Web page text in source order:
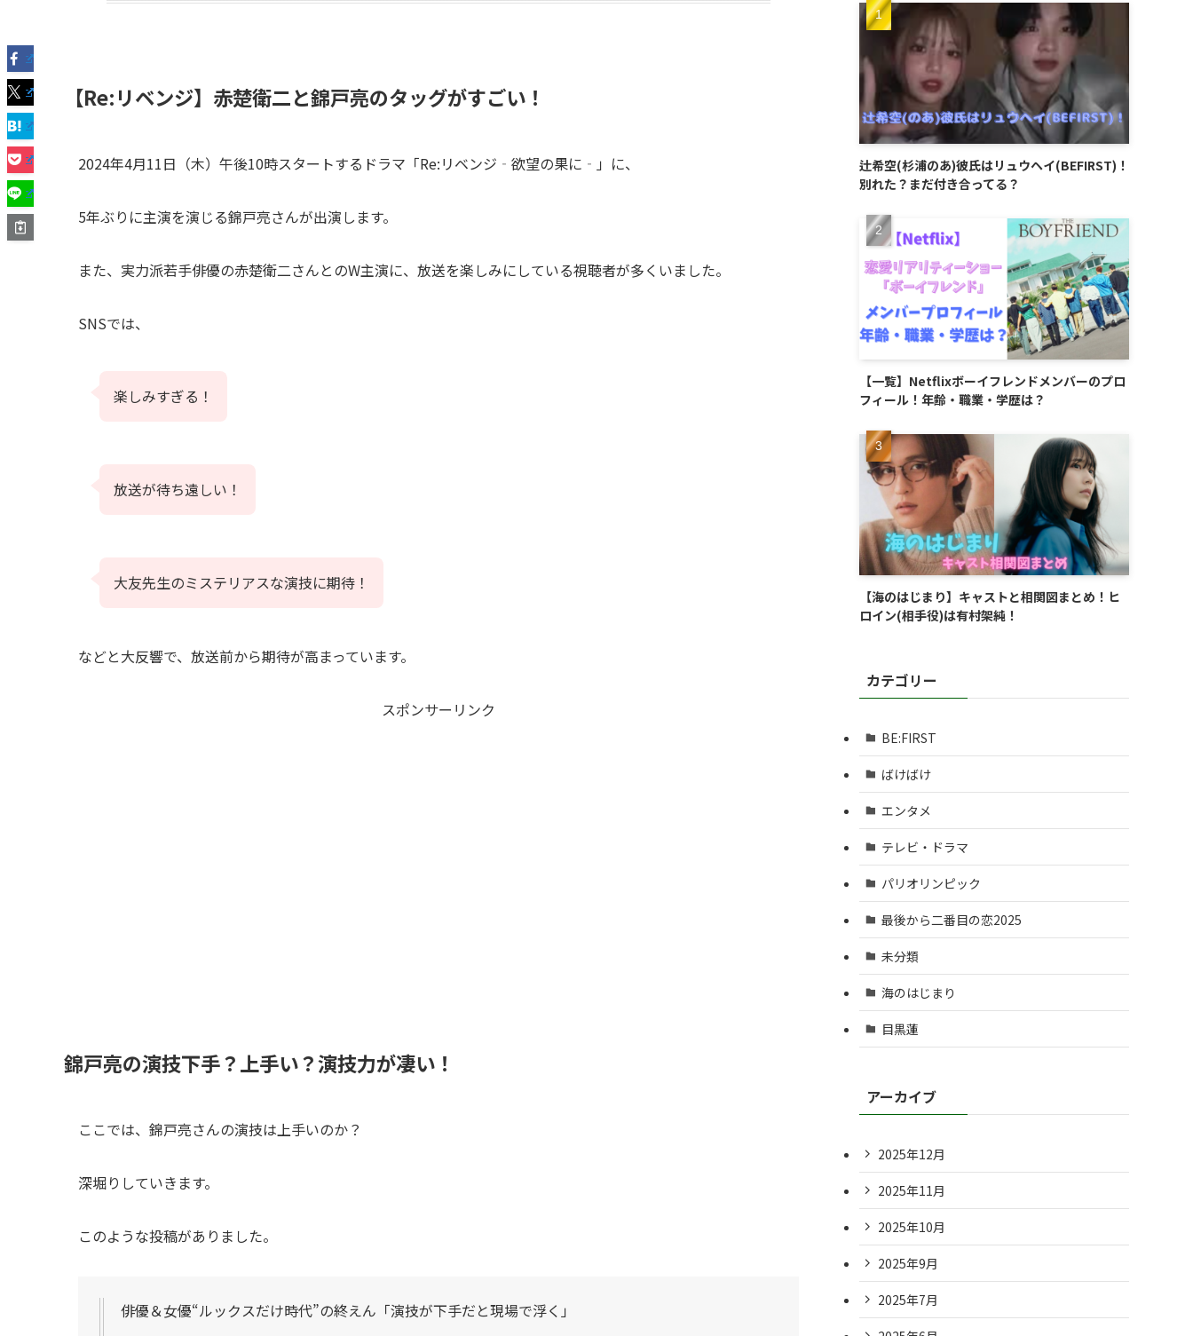
【Re:リベンジ】赤楚衛二と錦戸亮のタッグがすごい！
2024年4月11日（木）午後10時スタートするドラマ「Re:リベンジ‐欲望の果に‐」に、
5年ぶりに主演を演じる錦戸亮さんが出演します。
また、実力派若手俳優の赤楚衛二さんとのW主演に、放送を楽しみにしている視聴者が多くいました。
SNSでは、
楽しみすぎる！
放送が待ち遠しい！
大友先生のミステリアスな演技に期待！
などと大反響で、放送前から期待が高まっています。
スポンサーリンク
錦戸亮の演技下手？上手い？演技力が凄い！
ここでは、錦戸亮さんの演技は上手いのか？
深堀りしていきます。
このような投稿がありました。
俳優＆女優“ルックスだけ時代”の終えん「演技が下手だと現場で浮く」
辻希空(杉浦のあ)彼氏はリュウヘイ(BEFIRST)！
別れた？まだ付き合ってる？
【一覧】Netflixボーイフレンドメンバーのプロ
フィール！年齢・職業・学歴は？
【海のはじまり】キャストと相関図まとめ！ヒ
ロイン(相手役)は有村架純！
カテゴリー
BE:FIRST
ばけばけ
エンタメ
テレビ・ドラマ
パリオリンピック
最後から二番目の恋2025
未分類
海のはじまり
目黒蓮
アーカイブ
2025年12月
2025年11月
2025年10月
2025年9月
2025年7月